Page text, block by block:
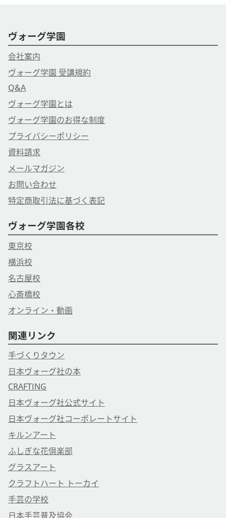
ヴォーグ学園
会社案内
ヴォーグ学園 受講規約
Q&A
ヴォーグ学園とは
ヴォーグ学園のお得な制度
プライバシーポリシー
資料請求
メールマガジン
お問い合わせ
特定商取引法に基づく表記
ヴォーグ学園各校
東京校
横浜校
名古屋校
心斎橋校
オンライン・動画
関連リンク
手づくりタウン
日本ヴォーグ社の本
CRAFTING
日本ヴォーグ社公式サイト
日本ヴォーグ社コーポレートサイト
キルンアート
ふしぎな花倶楽部
グラスアート
クラフトハート トーカイ
手芸の学校
日本手芸普及協会